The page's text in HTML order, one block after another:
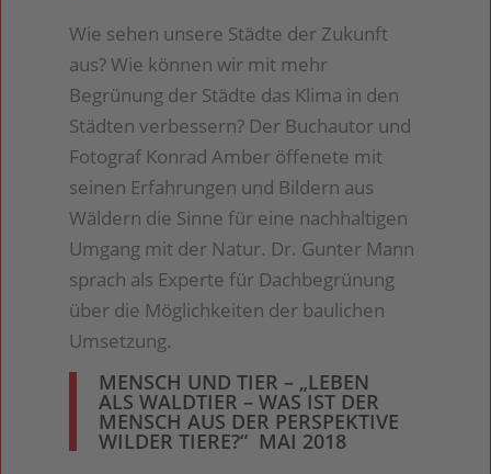
Wie sehen unsere Städte der Zukunft
aus? Wie können wir mit mehr
Begrünung der Städte das Klima in den
Städten verbessern? Der Buchautor und
Fotograf Konrad Amber öffenete mit
seinen Erfahrungen und Bildern aus
Wäldern die Sinne für eine nachhaltigen
Umgang mit der Natur. Dr. Gunter Mann
sprach als Experte für Dachbegrünung
über die Möglichkeiten der baulichen
Umsetzung.
MENSCH UND TIER – „LEBEN
ALS WALDTIER – WAS IST DER
MENSCH AUS DER PERSPEKTIVE
WILDER TIERE?“ MAI 2018